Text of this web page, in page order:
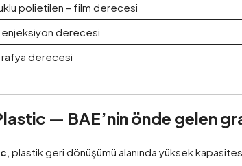
polietilen – film derecesi
derecesi
derecesi
— BAE’nin önde gelen
, plastik geri dönüşümü alanında yüksek